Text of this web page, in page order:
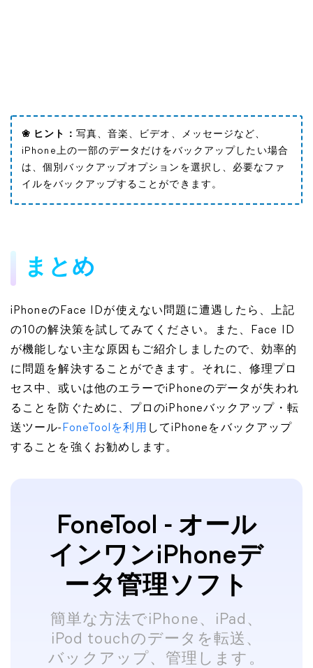
❀ ヒント： 写真、音楽、ビデオ、メッセージなど、
iPhone上の一部のデータだけをバックアップしたい場合
は、個別バックアップオプションを選択し、必要なファ
イルをバックアップすることができます。
まとめ
iPhoneのFace IDが使えない問題に遭遇したら、上記
の10の解決策を試してみてください。また、Face ID
が機能しない主な原因もご紹介しましたので、効率的
に問題を解決することができます。それに、修理プロ
セス中、或いは他のエラーでiPhoneのデータが失われ
ることを防ぐために、プロのiPhoneバックアップ・転
送ツール- FoneToolを利用 してiPhoneをバックアップ
することを強くお勧めします。
FoneTool - オール
インワンiPhoneデ
ータ管理ソフト
簡単な方法でiPhone、iPad、
iPod touchのデータを転送、
バックアップ、管理します。